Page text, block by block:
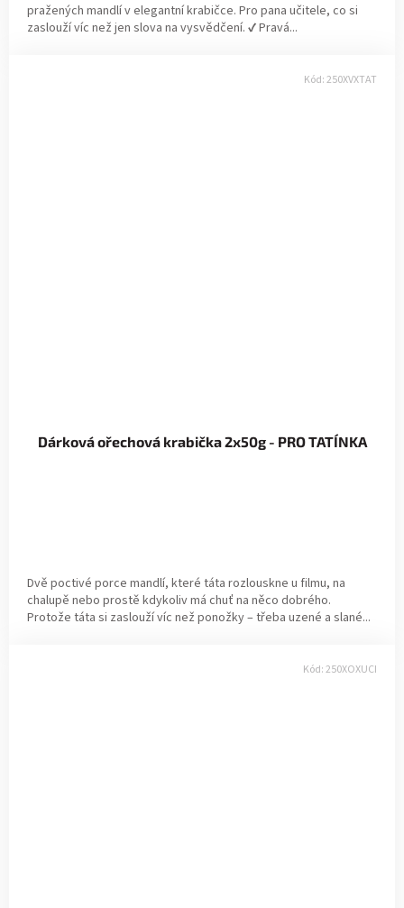
pražených mandlí v elegantní krabičce. Pro pana učitele, co si
zaslouží víc než jen slova na vysvědčení. ✔ Pravá...
Dárková ořechová krabička 2x50g - PRO TATÍNKA
Dvě poctivé porce mandlí, které táta rozlouskne u filmu, na
chalupě nebo prostě kdykoliv má chuť na něco dobrého.
Protože táta si zaslouží víc než ponožky – třeba uzené a slané...
Kód:250XVXTAT
Kód:250XOXUCI